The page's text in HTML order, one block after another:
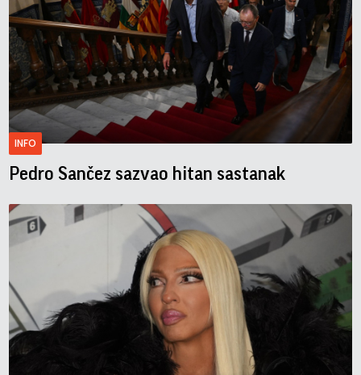
INFO
Pedro Sančez sazvao hitan sastanak